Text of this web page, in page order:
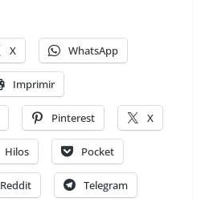
X WhatsApp
Imprimir
Pinterest X
Hilos Pocket
Reddit Telegram